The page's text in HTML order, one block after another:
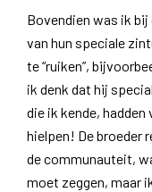
Bovendien was ik bij
van hun speciale
te “ruiken”,
ik denk dat hij
die ik kende,
hielpen! De broeder
de communauteit,
moet zeggen, maar